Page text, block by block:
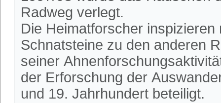
Radweg verlegt.
Die Heimatforscher
Schnatsteine zu den anderen
seiner
der Erforschung der
und 19. Jahrhundert beteiligt.